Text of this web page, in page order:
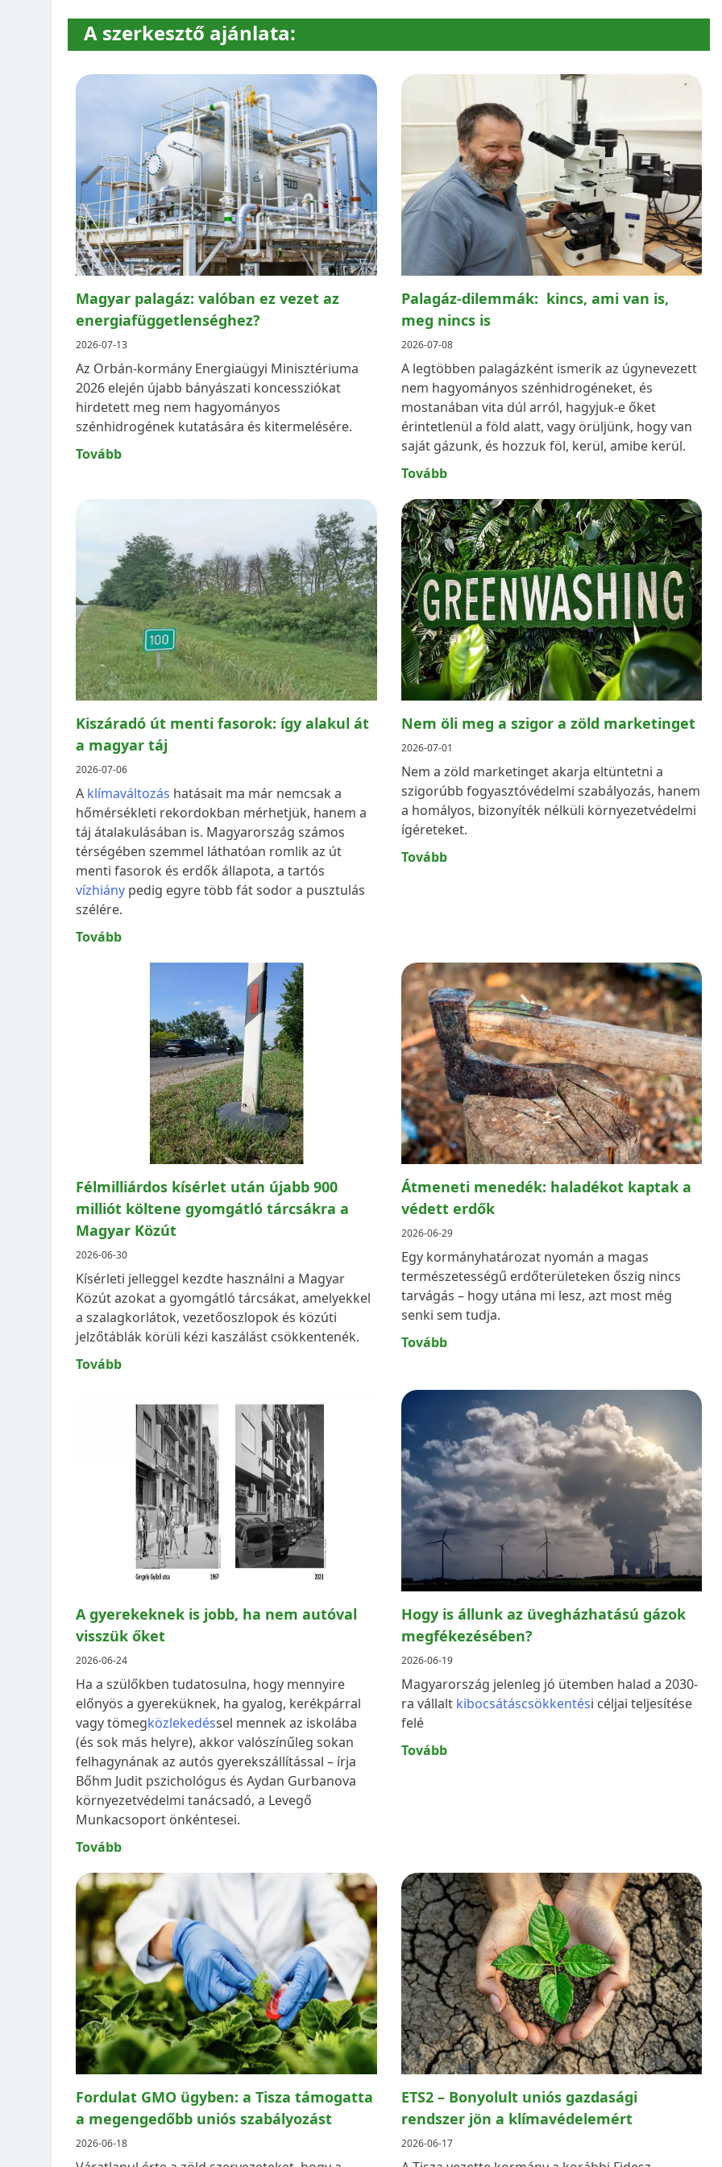
A szerkesztő ajánlata:
Magyar palagáz: valóban ez vezet az
energiafüggetlenséghez?
2026-07-13
Az Orbán-kormány Energiaügyi Minisztériuma
2026 elején újabb bányászati koncessziókat
hirdetett meg nem hagyományos
szénhidrogének kutatására és kitermelésére.
Tovább
Palagáz-dilemmák: kincs, ami van is,
meg nincs is
2026-07-08
A legtöbben palagázként ismerik az úgynevezett
nem hagyományos szénhidrogéneket, és
mostanában vita dúl arról, hagyjuk-e őket
érintetlenül a föld alatt, vagy örüljünk, hogy van
saját gázunk, és hozzuk föl, kerül, amibe kerül.
Tovább
Kiszáradó út menti fasorok: így alakul át
a magyar táj
2026-07-06
A klímaváltozás hatásait ma már nemcsak a
hőmérsékleti rekordokban mérhetjük, hanem a
táj átalakulásában is. Magyarország számos
térségében szemmel láthatóan romlik az út
menti fasorok és erdők állapota, a tartós
vízhiány pedig egyre több fát sodor a pusztulás
szélére.
Tovább
Nem öli meg a szigor a zöld marketinget
2026-07-01
Nem a zöld marketinget akarja eltüntetni a
szigorúbb fogyasztóvédelmi szabályozás, hanem
a homályos, bizonyíték nélküli környezetvédelmi
ígéreteket.
Tovább
Félmilliárdos kísérlet után újabb 900
milliót költene gyomgátló tárcsákra a
Magyar Közút
2026-06-30
Kísérleti jelleggel kezdte használni a Magyar
Közút azokat a gyomgátló tárcsákat, amelyekkel
a szalagkorlátok, vezetőoszlopok és közúti
jelzőtáblák körüli kézi kaszálást csökkentenék.
Tovább
Átmeneti menedék: haladékot kaptak a
védett erdők
2026-06-29
Egy kormányhatározat nyomán a magas
természetességű erdőterületeken őszig nincs
tarvágás – hogy utána mi lesz, azt most még
senki sem tudja.
Tovább
A gyerekeknek is jobb, ha nem autóval
visszük őket
2026-06-24
Ha a szülőkben tudatosulna, hogy mennyire
előnyös a gyereküknek, ha gyalog, kerékpárral
vagy tömegközlekedéssel mennek az iskolába
(és sok más helyre), akkor valószínűleg sokan
felhagynának az autós gyerekszállítással – írja
Bőhm Judit pszichológus és Aydan Gurbanova
környezetvédelmi tanácsadó, a Levegő
Munkacsoport önkéntesei.
Tovább
Hogy is állunk az üvegházhatású gázok
megfékezésében?
2026-06-19
Magyarország jelenleg jó ütemben halad a 2030-
ra vállalt kibocsátáscsökkentési céljai teljesítése
felé
Tovább
Fordulat GMO ügyben: a Tisza támogatta
a megengedőbb uniós szabályozást
2026-06-18
ETS2 – Bonyolult uniós gazdasági
rendszer jön a klímavédelemért
2026-06-17
E FELHŐKARCOLÓK BUDAPESTRE?
PODCAST